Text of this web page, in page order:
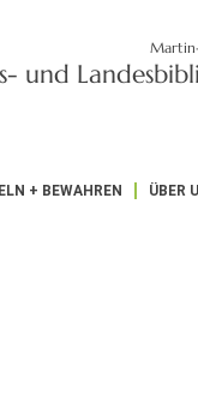
und
+ BEWAHREN ÜBER